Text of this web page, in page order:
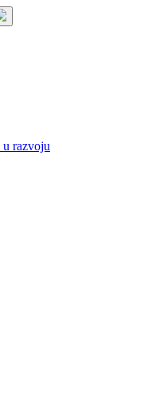
u razvoju